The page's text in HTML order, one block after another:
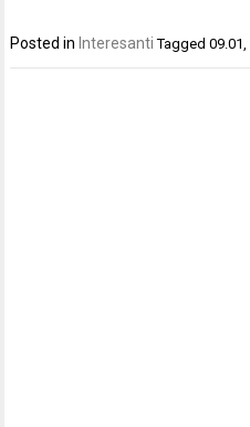
Posted in Interesanti Tagged09.01